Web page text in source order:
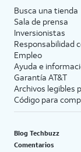
Busca una tienda
Sala de prensa
Inversionistas
Responsabilidad
Empleo
Ayuda e
Garantía AT&T
Archivos legibles
Código para
Blog Techbuzz
Comentarios